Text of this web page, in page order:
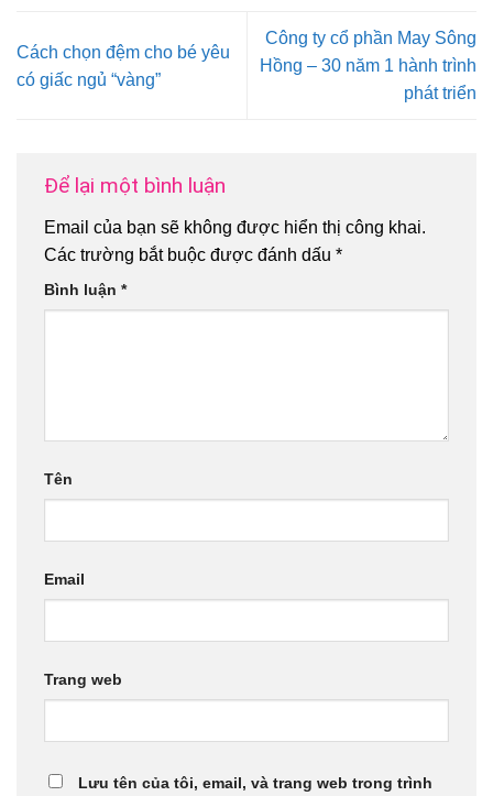
Cách chọn đệm cho bé yêu
có giấc ngủ “vàng”
Công ty cổ phần May Sông
Hồng – 30 năm 1 hành trình
phát triển
Để lại một bình luận
Email của bạn sẽ không được hiển thị công khai.
Các trường bắt buộc được đánh dấu *
Bình luận *
Tên
Email
Trang web
Lưu tên của tôi, email, và trang web trong trình